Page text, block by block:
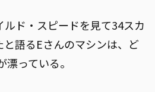
ド・スピードを見て34スカ
語るEさんのマシンは、ど
っている。